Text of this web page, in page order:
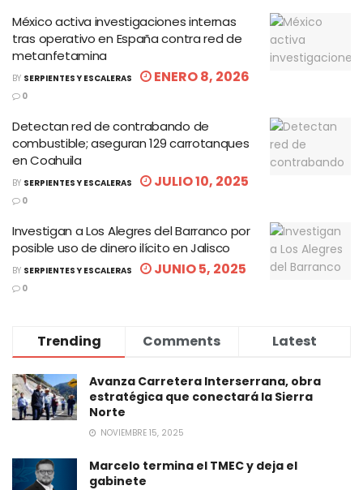
México activa investigaciones internas
tras operativo en España contra red de
metanfetamina
BY SERPIENTES Y ESCALERAS ENERO 8, 2026
0
Detectan red de contrabando de
combustible; aseguran 129 carrotanques
en Coahuila
BY SERPIENTES Y ESCALERAS JULIO 10, 2025
0
Investigan a Los Alegres del Barranco por
posible uso de dinero ilícito en Jalisco
BY SERPIENTES Y ESCALERAS JUNIO 5, 2025
0
Trending Comments Latest
Avanza Carretera Interserrana, obra
estratégica que conectará la Sierra
Norte
NOVIEMBRE 15, 2025
Marcelo termina el TMEC y deja el
gabinete